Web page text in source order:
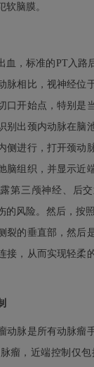
软脑膜。
血，标准的PT入路
脉相比，视神经位
口开始点，特别是
别出颈内动脉在脑
侧进行，打开颈动
脑组织，并显示近
第三颅神经、后
的风险。然后，按
裂的垂直部，然后
接，从而实现轻柔
动脉是所有动脉瘤
瘤，近端控制仅